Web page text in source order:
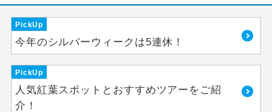
PickUp
今年のシルバーウィークは5連休！
PickUp
人気紅葉スポットとおすすめツアーをご紹
介！